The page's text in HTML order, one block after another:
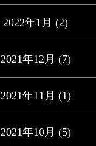
2022年1月 (2)
2021年12月 (7)
2021年11月 (1)
2021年10月 (5)